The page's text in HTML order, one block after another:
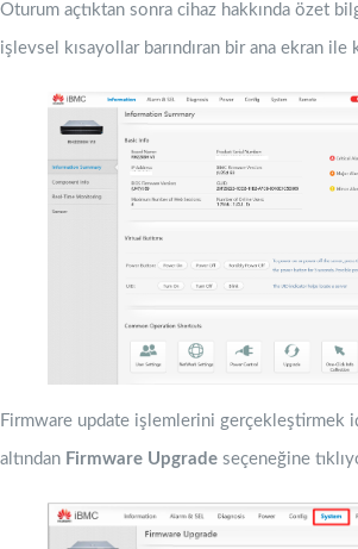
Oturum açtıktan sonra cihaz hakkında özet
işlevsel kısayollar barındıran bir ana ekran ile
Firmware update işlemlerini gerçekleştirmek
altından Firmware Upgrade seçeneğine